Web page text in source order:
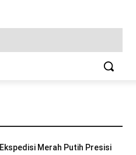
Ekspedisi Merah Putih Presisi